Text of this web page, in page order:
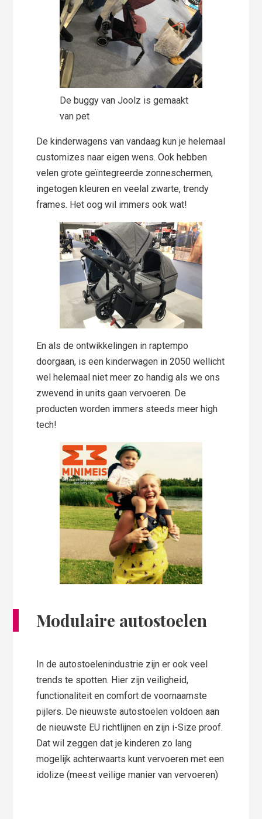
De buggy van Joolz is gemaakt
van pet
De kinderwagens van vandaag kun je helemaal
customizes naar eigen wens. Ook hebben
velen grote geïntegreerde zonneschermen,
ingetogen kleuren en veelal zwarte, trendy
frames. Het oog wil immers ook wat!
En als de ontwikkelingen in raptempo
doorgaan, is een kinderwagen in 2050 wellicht
wel helemaal niet meer zo handig als we ons
zwevend in units gaan vervoeren. De
producten worden immers steeds meer high
tech!
Modulaire autostoelen
In de autostoelenindustrie zijn er ook veel
trends te spotten. Hier zijn veiligheid,
functionaliteit en comfort de voornaamste
pijlers. De nieuwste autostoelen voldoen aan
de nieuwste EU richtlijnen en zijn i-Size proof.
Dat wil zeggen dat je kinderen zo lang
mogelijk achterwaarts kunt vervoeren met een
idolize (meest veilige manier van vervoeren)